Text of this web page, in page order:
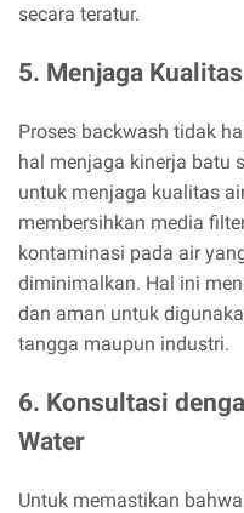
secara teratur.
5. Menjaga
Proses backwash tidak
hal menjaga kinerja batu
untuk menjaga kualitas
membersihkan media
kontaminasi pada air
diminimalkan. Hal ini
dan aman untuk
tangga maupun industri.
6. Konsultasi
Water
Untuk memastikan